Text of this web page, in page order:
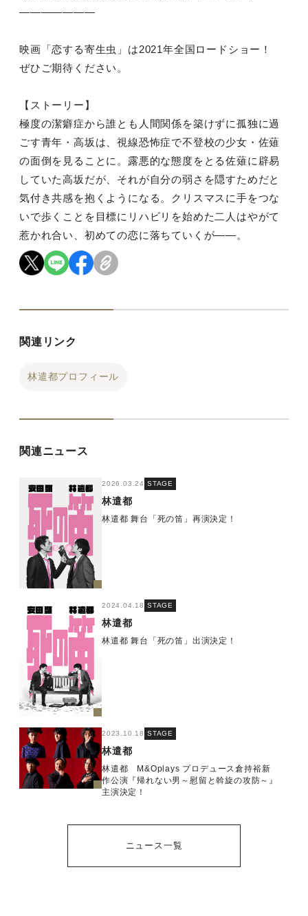
———————
映画「恋する寄生虫」は2021年全国ロードショー！
ぜひご期待ください。
【ストーリー】
極度の潔癖症から誰とも人間関係を築けずに孤独に過
ごす青年・高坂は、視線恐怖症で不登校の少女・佐薙
の面倒を見ることに。露悪的な態度をとる佐薙に辟易
していた高坂だが、それが自分の弱さを隠すためだと
気付き共感を抱くようになる。クリスマスに手をつな
いで歩くことを目標にリハビリを始めた二人はやがて
惹かれ合い、初めての恋に落ちていくが――。
関連リンク
林遣都プロフィール
関連ニュース
2026.03.24 STAGE
林遣都
林遣都 舞台「死の笛」再演決定！
2024.04.18 STAGE
林遣都
林遣都 舞台「死の笛」出演決定！
2023.10.18 STAGE
林遣都
林遣都 M&Oplays プロデュース倉持裕新
作公演『帰れない男～慰留と斡旋の攻防～』
主演決定！
ニュース一覧